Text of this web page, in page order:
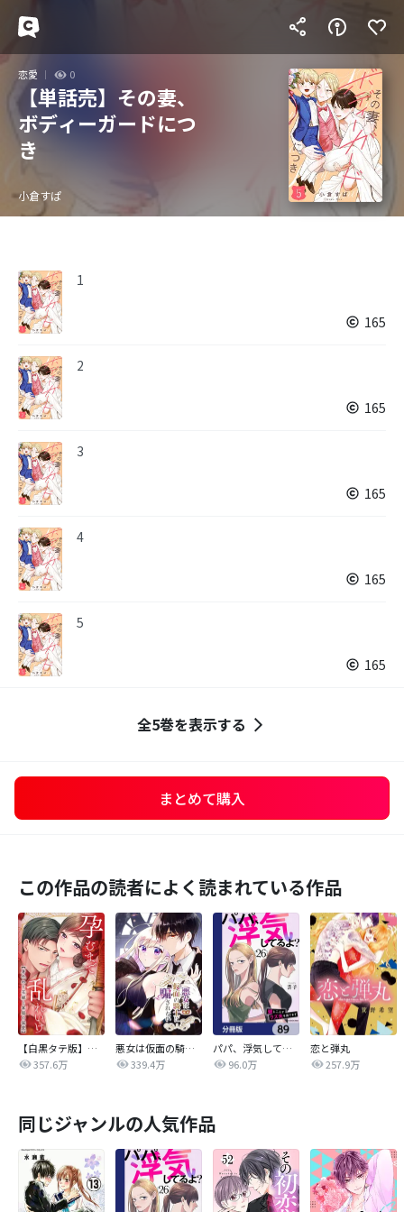
恋愛 0
【単話売】その妻、
ボディーガードにつ
き
小倉すぱ
1
165
2
165
3
165
4
165
5
165
全5巻を表示する
まとめて購入
この作品の読者によく読まれている作品
【白黒タテ版】孕むまで乱れいけ～身代わり花嫁と軍服の猛愛
357.6万
悪女は仮面の騎士に騙されない
339.4万
パパ、浮気してるよ？娘と二人でクズ夫を捨てます【分冊版】
96.0万
恋と弾丸
257.9万
同じジャンルの人気作品